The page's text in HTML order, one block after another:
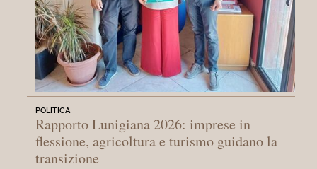
POLITICA
Rapporto Lunigiana 2026: imprese in
flessione, agricoltura e turismo guidano la
transizione